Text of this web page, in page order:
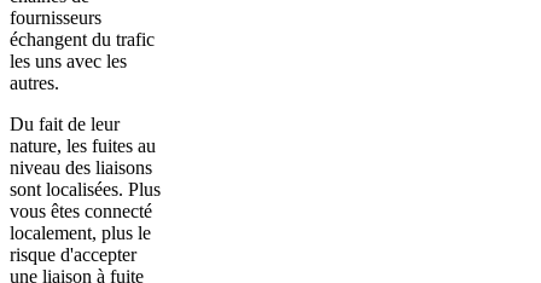
fournisseurs
échangent du trafic
les uns avec les
autres.
Du fait de leur
nature, les fuites au
niveau des liaisons
sont localisées. Plus
vous êtes connecté
localement, plus le
risque d'accepter
une liaison à fuite